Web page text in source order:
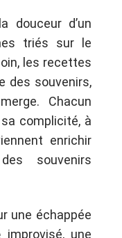
douceur d’un
triés sur le
les recettes
des souvenirs,
Chacun
complicité, à
enrichir
souvenirs
une échappée
improvisé, une